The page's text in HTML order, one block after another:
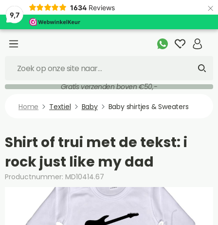
9,7
1634 Reviews ×
Gratis verzenden boven €50,-
Home Textiel Baby Baby shirtjes & Sweaters
Shirt of trui met de tekst: i
rock just like my dad
Productnummer: MD10414.67